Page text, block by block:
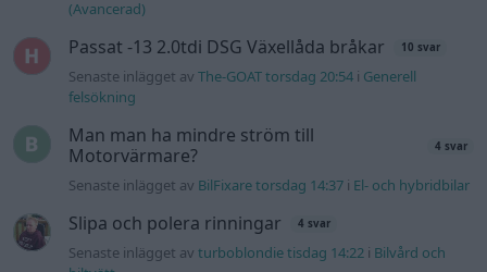
(Avancerad)
Passat -13 2.0tdi DSG Växellåda bråkar 10 svar
Senaste inlägget avThe-GOAT torsdag 20:54 i Generell
felsökning
Man man ha mindre ström till
Motorvärmare?
4 svar
Senaste inlägget av BilFixare torsdag 14:37 i El- och hybridbilar
Slipa och polera rinningar 4 svar
Senaste inlägget avturboblondie tisdag 14:22 i Bilvård och